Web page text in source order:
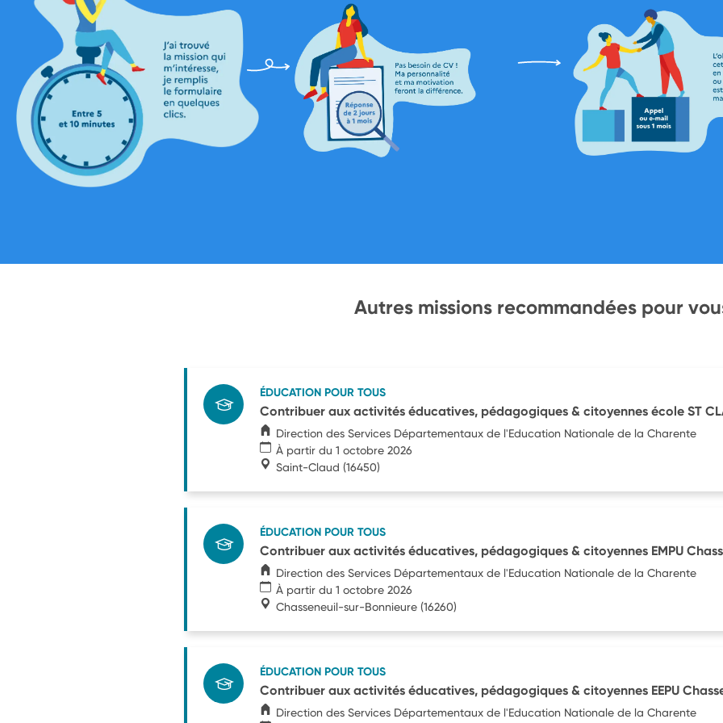
Autres missions recommandées pour
ÉDUCATION POUR TOUS
Contribuer aux activités éducatives, pédagogiques & citoyennes école ST
Direction des Services Départementaux de l'Education Nationale de la Charente
À partir du 1 octobre 2026
Saint-Claud (16450)
ÉDUCATION POUR TOUS
Contribuer aux activités éducatives, pédagogiques & citoyennes EMPU
Direction des Services Départementaux de l'Education Nationale de la Charente
À partir du 1 octobre 2026
Chasseneuil-sur-Bonnieure (16260)
ÉDUCATION POUR TOUS
Contribuer aux activités éducatives, pédagogiques & citoyennes EEPU
Direction des Services Départementaux de l'Education Nationale de la Charente